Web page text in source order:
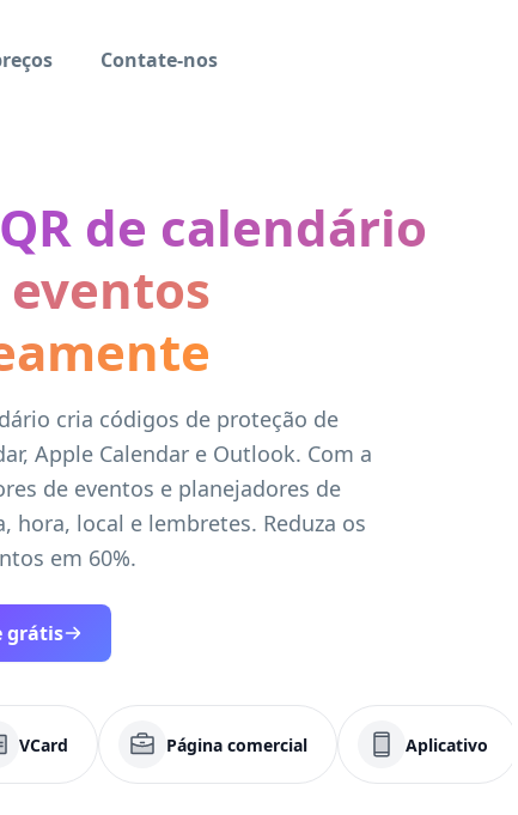
Contate-nos
de calendário
cria códigos de proteção de
Apple Calendar e Outlook. Com a
de eventos e planejadores de
hora, local e lembretes. Reduza os
em 60%.
grátis
VCard Página comercial Aplicativo